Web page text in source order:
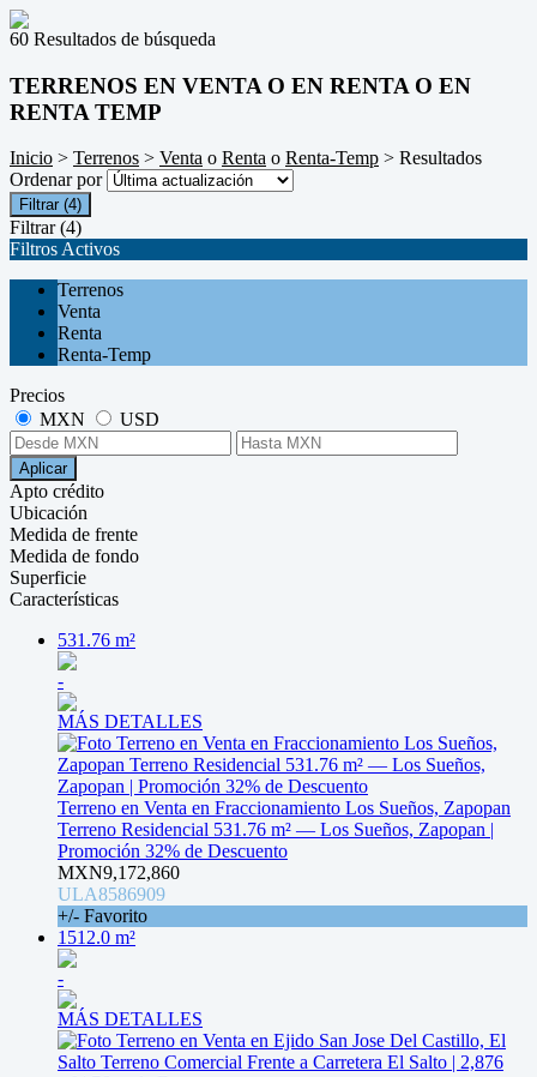
60 Resultados de búsqueda
TERRENOS EN VENTA O EN RENTA O EN
RENTA TEMP
Inicio > Terrenos > Venta o Renta o Renta-Temp > Resultados
Ordenar por
Filtrar (4)
Filtrar (4)
Filtros Activos
Terrenos
Venta
Renta
Renta-Temp
Precios
MXN
USD
Aplicar
Apto crédito
Ubicación
Medida de frente
Medida de fondo
Superficie
Características
531.76 m²
-
MÁS DETALLES
Terreno en Venta en Fraccionamiento Los Sueños, Zapopan
Terreno Residencial 531.76 m² — Los Sueños, Zapopan |
Promoción 32% de Descuento
MXN9,172,860
ULA8586909
+/- Favorito
1512.0 m²
-
MÁS DETALLES